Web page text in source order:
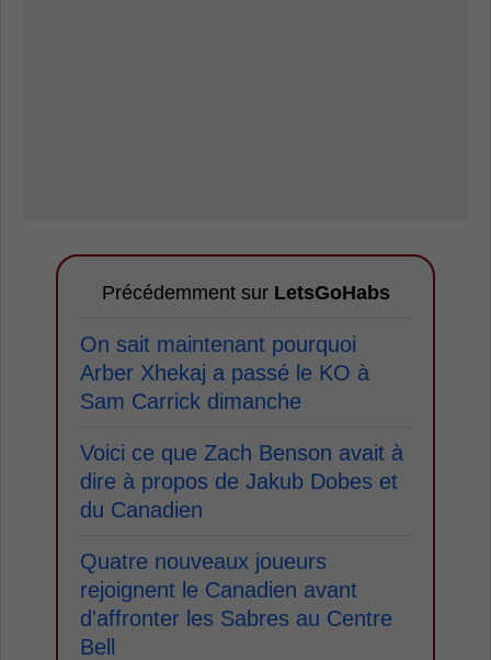
Précédemment sur LetsGoHabs
On sait maintenant pourquoi
Arber Xhekaj a passé le KO à
Sam Carrick dimanche
Voici ce que Zach Benson avait à
dire à propos de Jakub Dobes et
du Canadien
Quatre nouveaux joueurs
rejoignent le Canadien avant
d'affronter les Sabres au Centre
Bell